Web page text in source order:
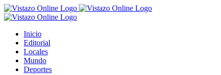
Saltar
al
Inicio
Editorial
Locales
Mundo
Deportes